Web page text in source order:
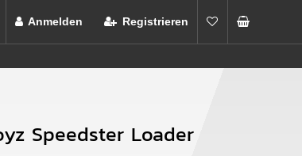
Anmelden Registrieren
Speedster Loader